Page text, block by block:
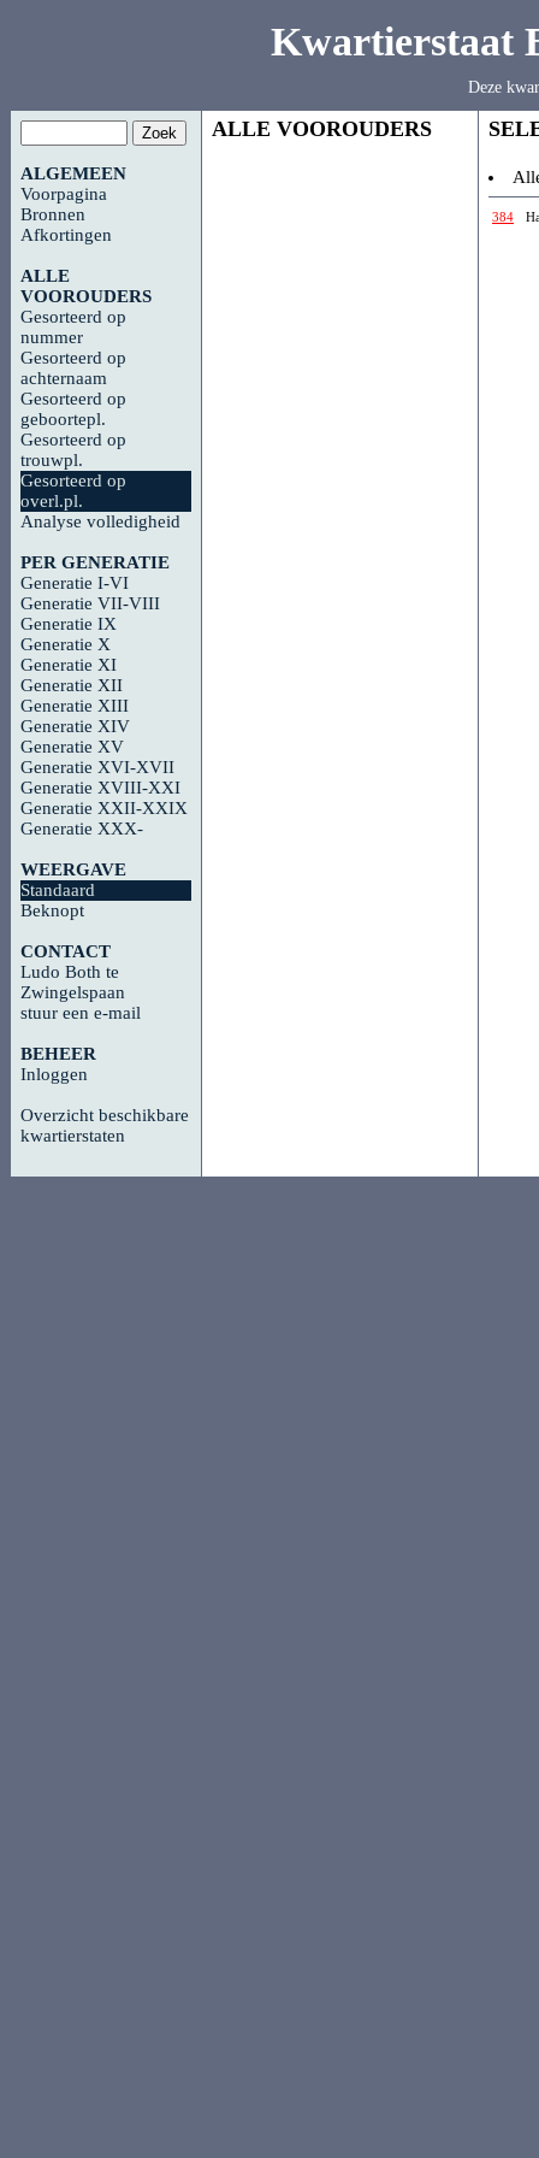
Kwartierstaat
Deze
ALGEMEEN
Voorpagina
Bronnen
Afkortingen
ALLE
VOOROUDERS
Gesorteerd op
nummer
Gesorteerd op
achternaam
Gesorteerd op
geboortepl.
Gesorteerd op
trouwpl.
Gesorteerd op
overl.pl.
Analyse volledigheid
PER GENERATIE
Generatie I-VI
Generatie VII-VIII
Generatie IX
Generatie X
Generatie XI
Generatie XII
Generatie XIII
Generatie XIV
Generatie XV
Generatie XVI-XVII
Generatie XVIII-XXI
Generatie XXII-XXIX
Generatie XXX-
WEERGAVE
Standaard
Beknopt
CONTACT
Ludo Both te
Zwingelspaan
stuur een e-mail
BEHEER
Inloggen
Overzicht beschikbare
kwartierstaten
ALLE VOOROUDERS
384